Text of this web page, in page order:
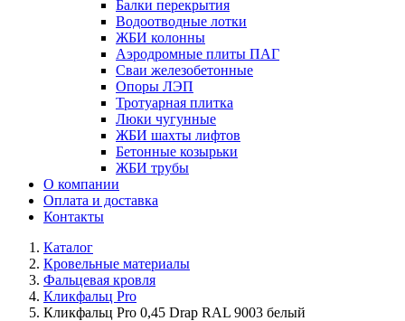
Балки перекрытия
Водоотводные лотки
ЖБИ колонны
Аэродромные плиты ПАГ
Сваи железобетонные
Опоры ЛЭП
Тротуарная плитка
Люки чугунные
ЖБИ шахты лифтов
Бетонные козырьки
ЖБИ трубы
О компании
Оплата и доставка
Контакты
Каталог
Кровельные материалы
Фальцевая кровля
Кликфальц Pro
Кликфальц Pro 0,45 Drap RAL 9003 белый